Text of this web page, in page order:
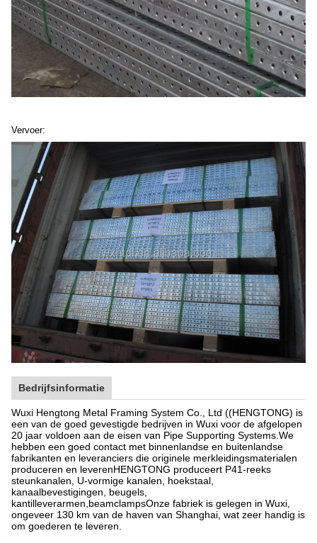
Vervoer:
Bedrijfsinformatie
Wuxi Hengtong Metal Framing System Co., Ltd ((HENGTONG) is
een van de goed gevestigde bedrijven in Wuxi voor de afgelopen
20 jaar voldoen aan de eisen van Pipe Supporting Systems.We
hebben een goed contact met binnenlandse en buitenlandse
fabrikanten en leveranciers die originele merkleidingsmaterialen
produceren en leverenHENGTONG produceert P41-reeks
steunkanalen, U-vormige kanalen, hoekstaal,
kanaalbevestigingen, beugels,
kantilleverarmen,beamclampsOnze fabriek is gelegen in Wuxi,
ongeveer 130 km van de haven van Shanghai, wat zeer handig is
om goederen te leveren.